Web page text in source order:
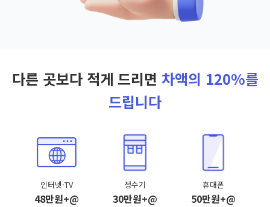
다른 곳보다 적게 드리면 차액의 120%를
드립니다
인터넷·TV
48만원+@
정수기
30만원+@
휴대폰
50만원+@